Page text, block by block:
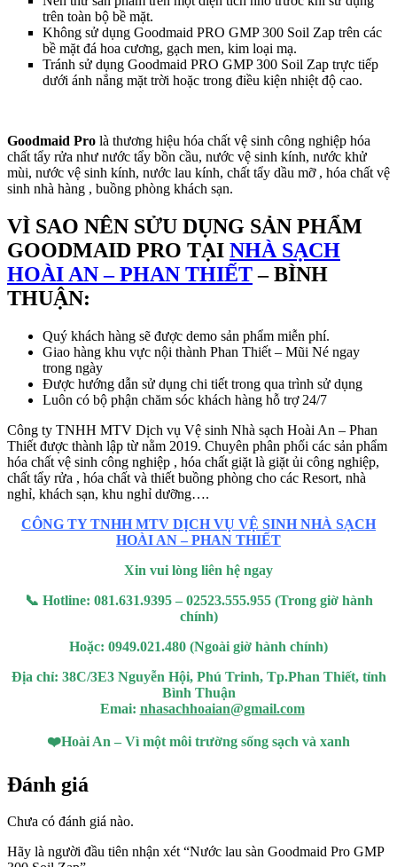
trên toàn bộ bề mặt.
Không sử dụng Goodmaid PRO GMP 300 Soil Zap trên các
bề mặt đá hoa cương, gạch men, kim loại mạ.
Tránh sử dụng Goodmaid PRO GMP 300 Soil Zap trực tiếp
dưới ánh nắng mặt trời hoặc trong điều kiện nhiệt độ cao.
Goodmaid Pro là thương hiệu hóa chất vệ sinh công nghiệp hóa
chất tẩy rửa như nước tẩy bồn cầu, nước vệ sinh kính, nước khử
mùi, nước vệ sinh kính, nước lau kính, chất tẩy dầu mỡ , hóa chất vệ
sinh nhà hàng , buồng phòng khách sạn.
VÌ SAO NÊN SỬU DỤNG SẢN PHẨM
GOODMAID PRO TẠI NHÀ SẠCH
HOÀI AN – PHAN THIẾT– BÌNH
THUẬN:
Quý khách hàng sẽ được demo sản phẩm miễn phí.
Giao hàng khu vực nội thành Phan Thiết – Mũi Né ngay
trong ngày
Được hướng dẫn sử dụng chi tiết trong qua trình sử dụng
Luôn có bộ phận chăm sóc khách hàng hỗ trợ 24/7
Công ty TNHH MTV Dịch vụ Vệ sinh Nhà sạch Hoài An – Phan
Thiết được thành lập từ nằm 2019. Chuyên phân phối các sản phẩm
hóa chất vệ sinh công nghiệp , hóa chất giặt là giặt ủi công nghiệp,
chất tẩy rửa , hóa chất và thiết buồng phòng cho các Resort, nhà
nghỉ, khách sạn, khu nghỉ dưỡng….
CÔNG TY TNHH MTV DỊCH VỤ VỆ SINH NHÀ SẠCH
HOÀI AN – PHAN THIẾT
Xin vui lòng liên hệ ngay
📞 Hotline: 081.631.9395 – 02523.555.955 (Trong giờ hành
chính)
Hoặc: 0949.021.480 (Ngoài giờ hành chính)
Địa chỉ: 38C/3E3 Nguyễn Hội, Phú Trinh, Tp.Phan Thiết, tỉnh
Bình Thuận
Emai: nhasachhoaian@gmail.com
❤️Hoài An – Vì một môi trường sống sạch và xanh
Đánh giá
Chưa có đánh giá nào.
Hãy là người đầu tiên nhận xét “Nước lau sàn Goodmaid Pro GMP